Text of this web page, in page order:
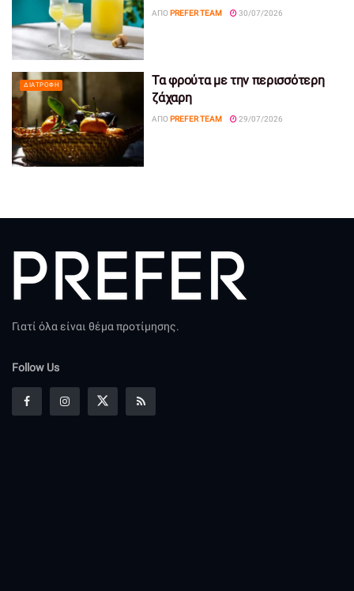
ΑΠΌ PREFER TEAM 30/07/2026
ΔΙΑΤΡΟΦΉ
Τα φρούτα με την περισσότερη
ζάχαρη
ΑΠΌ PREFER TEAM 29/07/2026
Γιατί όλα είναι θέμα προτίμησης.
Follow Us